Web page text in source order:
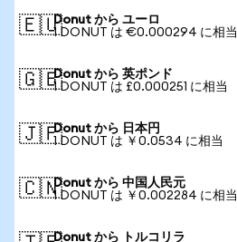
🇪🇺Donut から ユーロ
1 DONUT は €0.000294 に相当
🇬🇧Donut から 英ポンド
1 DONUT は £0.000251 に相当
🇯🇵Donut から 日本円
1 DONUT は ￥0.0534 に相当
🇨🇳Donut から 中国人民元
1 DONUT は ￥0.002284 に相当
Donut から トルコリラ